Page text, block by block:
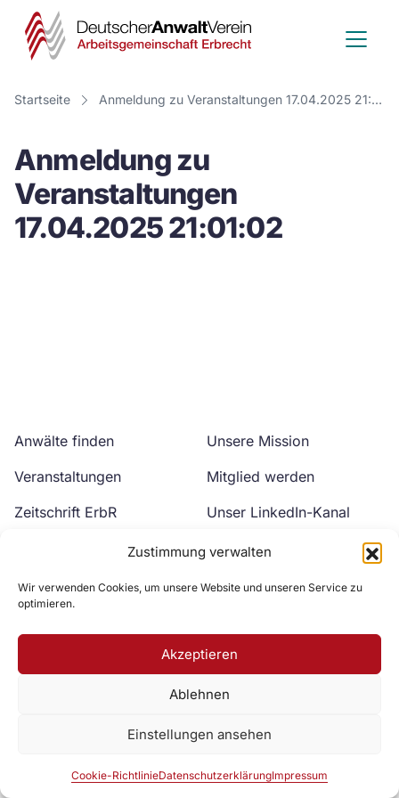
Zustimmung verwalten
Wir verwenden Cookies, um unsere Website und unseren Service zu
optimieren.
Akzeptieren
Ablehnen
Einstellungen ansehen
Cookie-RichtlinieDatenschutzerklärungImpressum
Deutscher
Anwalt
Verein
Startseite Anmeldung zu Veranstaltungen 17.04.2025 21:01:02
Anmeldung zu
Veranstaltungen
17.04.2025 21:01:02
Anwälte finden
Veranstaltungen
Zeitschrift ErbR
Unsere Mission
Mitglied werden
Unser LinkedIn-Kanal
Unser YouTube-Kanal
Zur DAV Webseite